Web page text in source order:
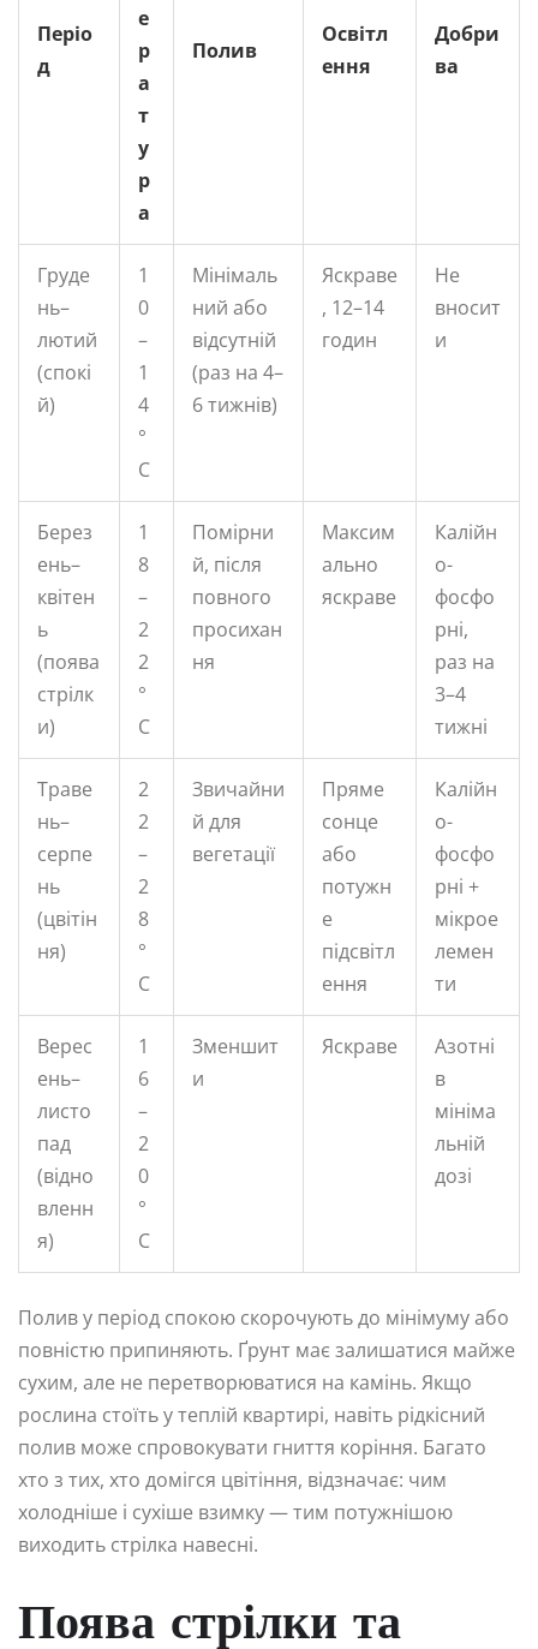
Періо
д
е
р
а
т
у
р
а
Полив
Освітл
ення
Добри
ва
Груде
нь–
лютий
(спокі
й)
1
0
–
1
4
°
C
Мінімаль
ний або
відсутній
(раз на 4–
6 тижнів)
Яскраве
, 12–14
годин
Не
вносит
и
Берез
ень–
квітен
ь
(поява
стрілк
и)
1
8
–
2
2
°
C
Помірни
й, після
повного
просихан
ня
Максим
ально
яскраве
Калійн
о-
фосфо
рні,
раз на
3–4
тижні
Траве
нь–
серпе
нь
(цвітін
ня)
2
2
–
2
8
°
C
Звичайни
й для
вегетації
Пряме
сонце
або
потужн
е
підсвітл
ення
Калійн
о-
фосфо
рні +
мікрое
лемен
ти
Верес
ень–
листо
пад
(відно
вленн
я)
1
6
–
2
0
°
C
Зменшит
и
Яскраве
Азотні
в
мініма
льній
дозі
Полив у період спокою скорочують до мінімуму або
повністю припиняють. Ґрунт має залишатися майже
сухим, але не перетворюватися на камінь. Якщо
рослина стоїть у теплій квартирі, навіть рідкісний
полив може спровокувати гниття коріння. Багато
хто з тих, хто домігся цвітіння, відзначає: чим
холодніше і сухіше взимку — тим потужнішою
виходить стрілка навесні.
Поява стрілки та